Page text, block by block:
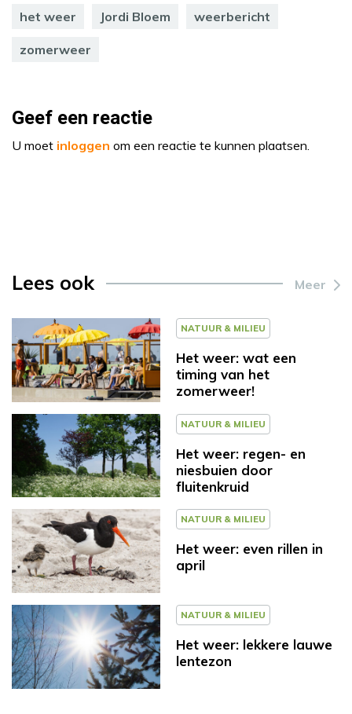
het weer Jordi Bloem weerbericht
zomerweer
Geef een reactie
U moet inloggen om een reactie te kunnen plaatsen.
Lees ook Meer
NATUUR & MILIEU
Het weer: wat een
timing van het
zomerweer!
NATUUR & MILIEU
Het weer: regen- en
niesbuien door
fluitenkruid
NATUUR & MILIEU
Het weer: even rillen in
april
NATUUR & MILIEU
Het weer: lekkere lauwe
lentezon